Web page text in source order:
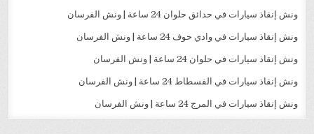
ونش إنقاذ سيارات في حدائق حلوان 24 ساعة | ونش الفرسان
ونش إنقاذ سيارات في وادي حوف 24 ساعة | ونش الفرسان
ونش إنقاذ سيارات في حلوان 24 ساعة | ونش الفرسان
ونش إنقاذ سيارات في الفسطاط 24 ساعة | ونش الفرسان
ونش إنقاذ سيارات في المرج 24 ساعة | ونش الفرسان